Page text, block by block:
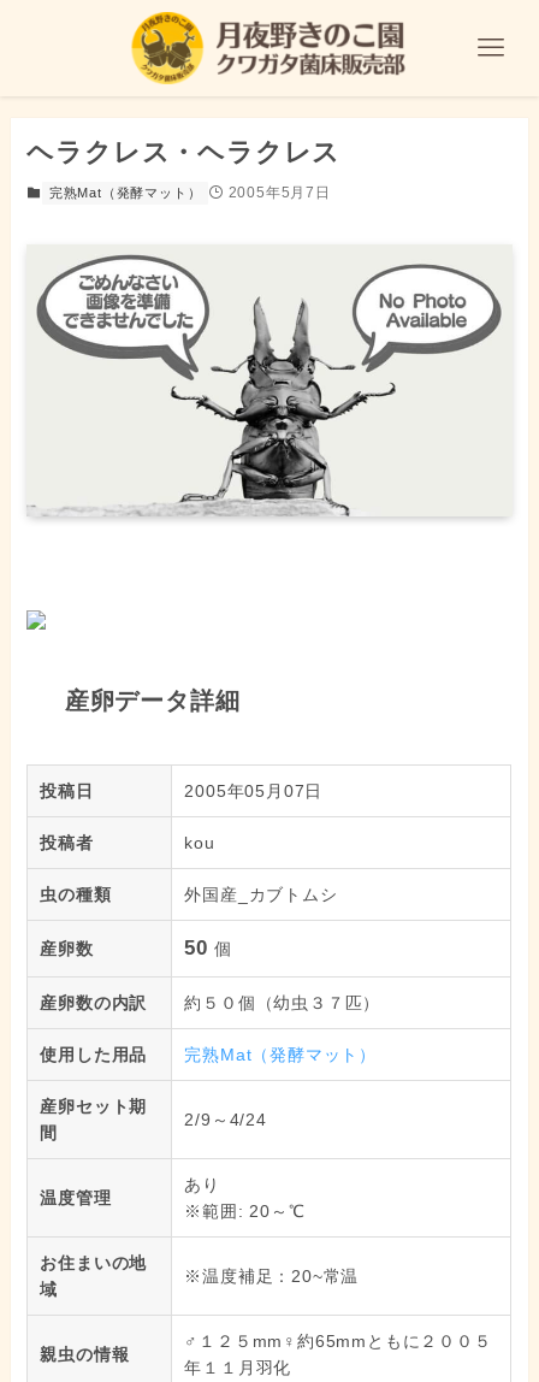
ヘラクレス・ヘラクレス
完熟Mat（発酵マット） 2005年5月7日
産卵データ詳細
投稿日 2005年05月07日
投稿者 kou
虫の種類 外国産_カブトムシ
産卵数 50 個
産卵数の内訳 約５０個（幼虫３７匹）
使用した用品 完熟Mat（発酵マット）
産卵セット期
間
2/9～4/24
温度管理
あり
※範囲: 20～℃
お住まいの地
域
※温度補足：20~常温
親虫の情報
♂１２５mm♀約65mmともに２００５
年１１月羽化